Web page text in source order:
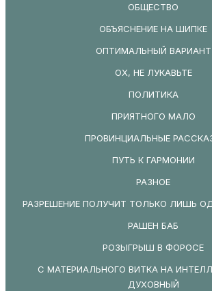
ОБЩЕСТВО
ОБЪЯСНЕНИЕ НА ШИПКЕ
ОПТИМАЛЬНЫЙ ВАРИАНТ
ОХ, НЕ ЛУКАВЬТЕ
ПОЛИТИКА
ПРИЯТНОГО МАЛО
ПРОВИНЦИАЛЬНЫЕ
ПУТЬ К ГАРМОНИИ
РАЗНОЕ
РАЗРЕШЕНИЕ ПОЛУЧИТ ТОЛЬКО ЛИШЬ
РАШЕН БАБ
РОЗЫГРЫШ В ФОРОСЕ
С МАТЕРИАЛЬНОГО ВИТКА НА
ДУХОВНЫЙ